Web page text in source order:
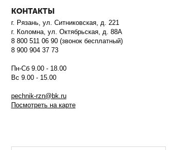
КОНТАКТЫ
г. Рязань, ул. Ситниковская, д. 221
г. Коломна, ул. Октябрьская, д. 88А
8 800 511 06 90 (звонок бесплатный)
8 900 904 37 73
Пн-Сб 9.00 - 18.00
Вс 9.00 - 15.00
pechnik-rzn@bk.ru
Посмотреть на карте